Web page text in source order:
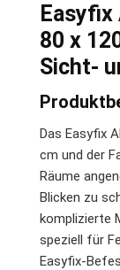
Easyfix
80 x
Sicht-
Das Easyfix
cm und der
Räume
Blicken zu
komplizierte
speziell für
Easyfix-